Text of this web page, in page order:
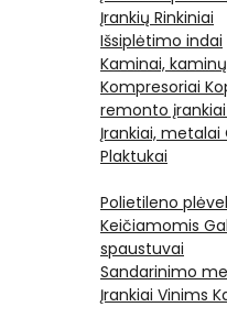
Įrankių Rinkiniai
Išsiplėtimo indai
Kaminai,
Kompresoriai
remonto įrankiai
Įrankiai, metalai
Plaktukai
Polietileno
Keičiamomis
spaustuvai
Sandarinimo
Įrankiai Vinims